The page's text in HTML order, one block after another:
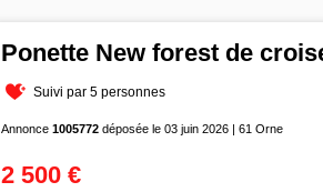
Ponette New forest de
Suivi par 5 personnes
Annonce1005772 déposée le 03 juin 2026 | 61 Orne
2 500 €